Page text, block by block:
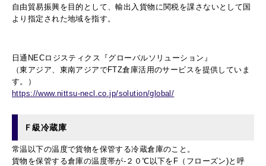
自由貿易振興を目的として、輸出入貨物に関税を課さないとして国
より指定された地域を指す。
日通NECロジスティクス『グローバルソリューション』
（東アジア、東南アジアでFTZ倉庫活用のサービスを提供していま
す。）
https://www.nittsu-necl.co.jp/solution/global/
Ｆ級冷蔵庫
常温以下の温度で貨物を保管する冷蔵倉庫のこと。
貨物を保管する倉庫の温度帯が-２０℃以下をF（フローズン)と呼